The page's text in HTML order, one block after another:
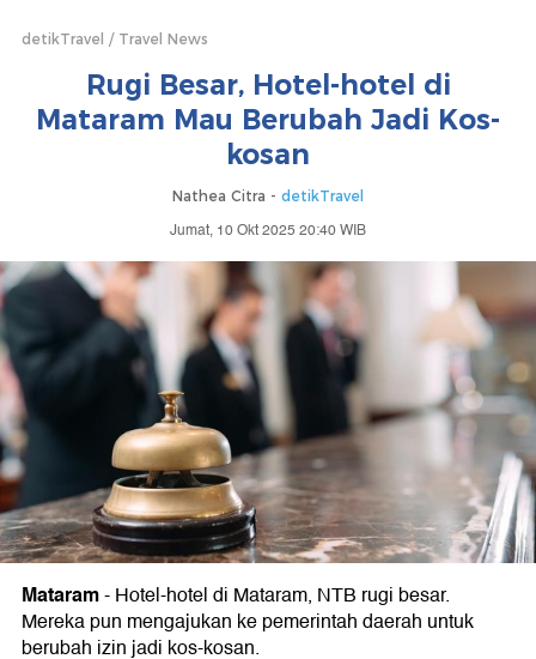
detikTravel Travel News
Rugi Besar, Hotel-hotel di
Mataram Mau Berubah Jadi Kos-
kosan
Nathea Citra - detikTravel
Jumat, 10 Okt 2025 20:40 WIB
Mataram-Hotel-hotel di Mataram, NTB rugi besar.
Mereka pun mengajukan ke pemerintah daerah untuk
berubah izin jadi kos-kosan.